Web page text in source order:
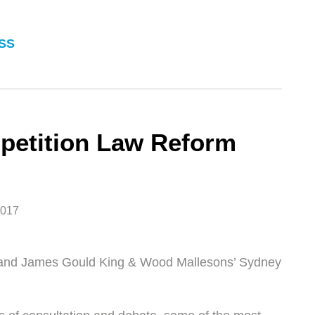
Law Reform
James Gould King & Wood Mallesons’ Sydney